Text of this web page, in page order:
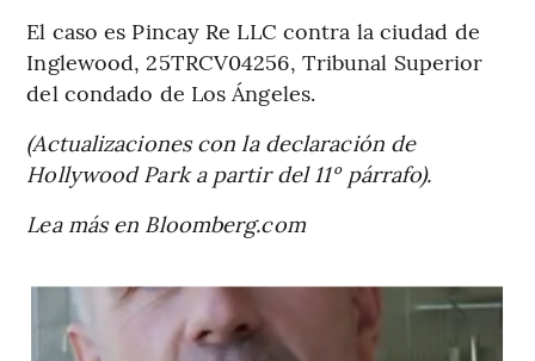
El caso es Pincay Re LLC contra la ciudad de
Inglewood, 25TRCV04256, Tribunal Superior
del condado de Los Ángeles.
(Actualizaciones con la declaración de
Hollywood Park a partir del 11º párrafo).
Lea más en Bloomberg.com